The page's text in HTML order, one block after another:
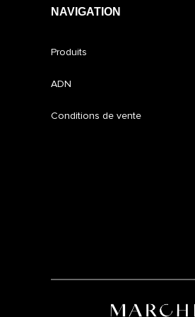
NAVIGATION
Produits
ADN
Conditions de vente